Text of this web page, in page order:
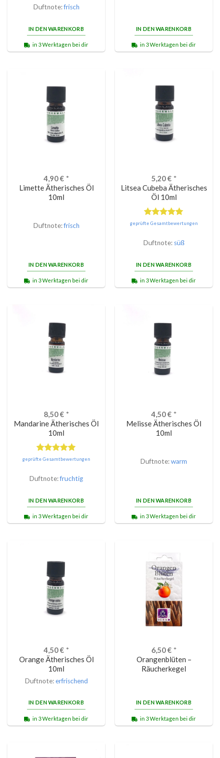
Duftnote:frisch
IN DEN WARENKORB
in 3 Werktagen bei dir
IN DEN WARENKORB
in 3 Werktagen bei dir
4,90€ *
Limette Ätherisches Öl
10ml
Duftnote:frisch
IN DEN WARENKORB
in 3 Werktagen bei dir
5,20€ *
Litsea Cubeba Ätherisches
Öl 10ml
Bewertet
von 5
geprüfte Gesamtbewertungen
Duftnote: süß
IN DEN WARENKORB
in 3 Werktagen bei dir
8,50€ *
Mandarine Ätherisches Öl
10ml
Bewertet
von 5
geprüfte Gesamtbewertungen
Duftnote:fruchtig
IN DEN WARENKORB
in 3 Werktagen bei dir
4,50€ *
Melisse Ätherisches Öl
10ml
Duftnote:warm
IN DEN WARENKORB
in 3 Werktagen bei dir
4,50€ *
Orange Ätherisches Öl
10ml
Duftnote:erfrischend
IN DEN WARENKORB
in 3 Werktagen bei dir
6,50€ *
Orangenblüten –
Räucherkegel
IN DEN WARENKORB
in 3 Werktagen bei dir